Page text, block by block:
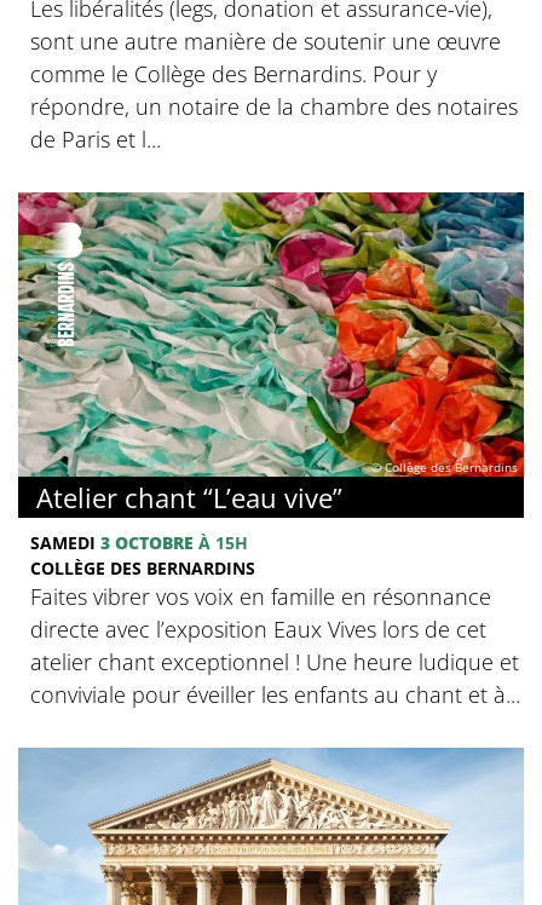
Les libéralités (legs, donation et assurance-vie),
sont une autre manière de soutenir une œuvre
comme le Collège des Bernardins. Pour y
répondre, un notaire de la chambre des notaires
de Paris et l...
© Collège des Bernardins
Atelier chant “L’eau vive”
SAMEDI 3 OCTOBRE À 15H
COLLÈGE DES BERNARDINS
Faites vibrer vos voix en famille en résonnance
directe avec l’exposition Eaux Vives lors de cet
atelier chant exceptionnel ! Une heure ludique et
conviviale pour éveiller les enfants au chant et à...